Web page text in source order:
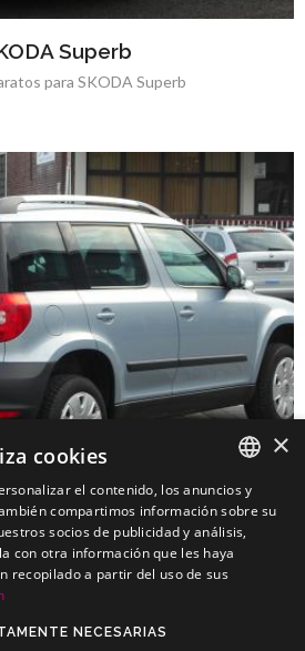
Superb
para SKODA Superb
SKODA Yeti
para SKODA Yeti
SPANISH
PORTUGUESE
×
cookies
el contenido, los anuncios y
compartimos información sobre su
socios de publicidad y análisis,
con otra información que les haya
recopilado a partir del uso de sus
NECESARIAS